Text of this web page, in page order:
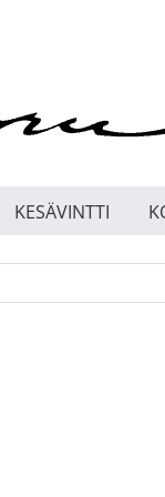
KESÄVINTTI